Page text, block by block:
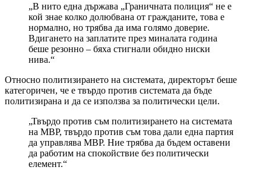
„В нито една държава „Граничната полиция“ не е
кой знае колко долюбвана от гражданите, това е
нормално, но трябва да има голямо доверие.
Вдигането на заплатите през миналата година
беше резонно – бяха стигнали обидно ниски
нива.“
Относно политизирането на системата, директорът беше
категоричен, че е твърдо против системата да бъде
политизирана и да се използва за политически цели.
„Твърдо против съм политизирането на системата
на МВР, твърдо против съм това дали една партия
да управлява МВР. Ние трябва да бъдем оставени
да работим на спокойствие без политически
елемент.“